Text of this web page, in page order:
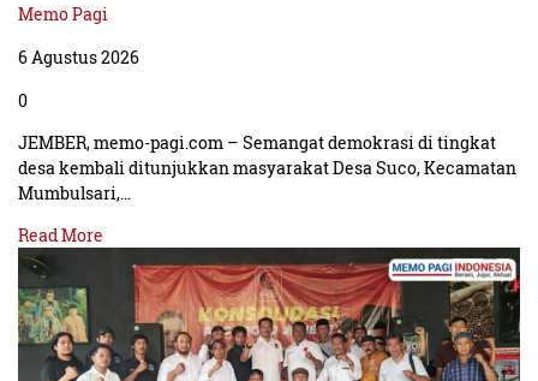
Memo Pagi
6 Agustus 2026
0
JEMBER, memo-pagi.com – Semangat demokrasi di tingkat
desa kembali ditunjukkan masyarakat Desa Suco, Kecamatan
Mumbulsari,…
Read More